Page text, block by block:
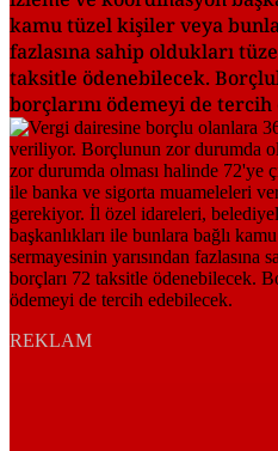
kamu tüzel kişiler veya
fazlasına sahip oldukları
taksitle ödenebilecek.
borçlarını ödemeyi de
REKLAM